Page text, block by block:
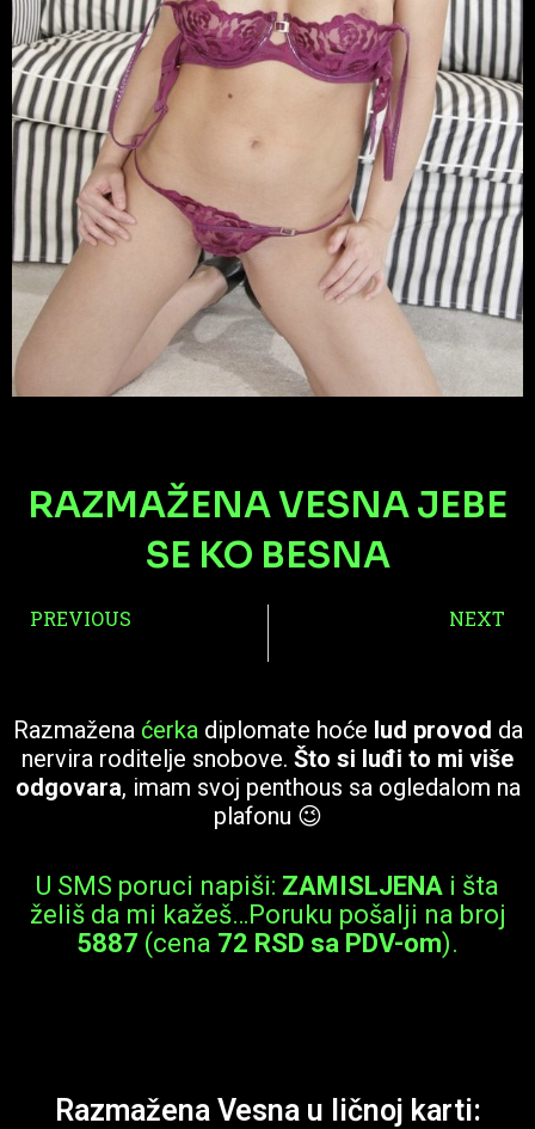
RAZMAŽENA VESNA JEBE
SE KO BESNA
Prev
PREVIOUS NEXT
Razmažena ćerkadiplomate hoće lud provod da
nervira roditelje snobove. Što si luđi to mi više
odgovara, imam svoj penthous sa ogledalom na
plafonu 😉
U SMS poruci napiši: ZAMISLJENA i šta
želiš da mi kažeš…Poruku pošalji na broj
5887 (cena 72 RSD sa PDV-om).
Razmažena Vesna u ličnoj karti: